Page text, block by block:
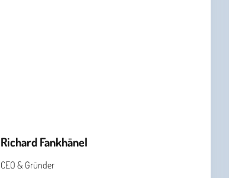
Richard Fankhänel
CEO & Gründer